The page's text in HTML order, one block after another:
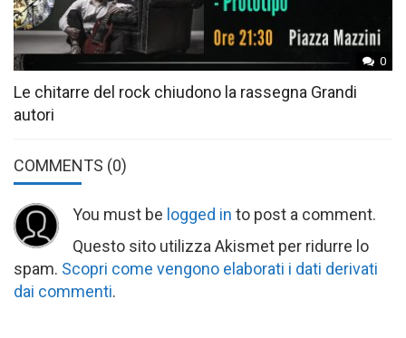
0
Le chitarre del rock chiudono la rassegna Grandi
autori
COMMENTS (0)
You must be logged in to post a comment.
Questo sito utilizza Akismet per ridurre lo
spam. Scopri come vengono elaborati i dati derivati
dai commenti.